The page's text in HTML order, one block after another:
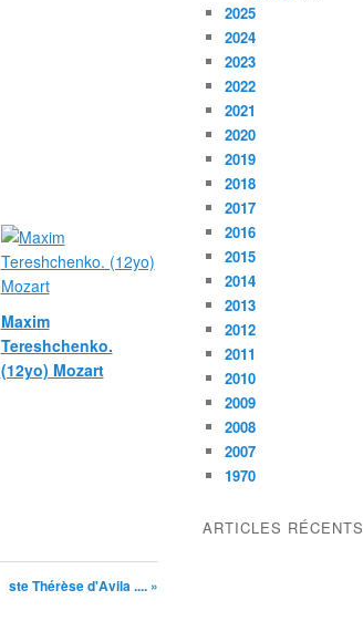
Maxim
Tereshchenko.
(12yo) Mozart
ste Thérèse d'Avila .... »
2025
2024
2023
2022
2021
2020
2019
2018
2017
2016
2015
2014
2013
2012
2011
2010
2009
2008
2007
1970
ARTICLES RÉCENTS